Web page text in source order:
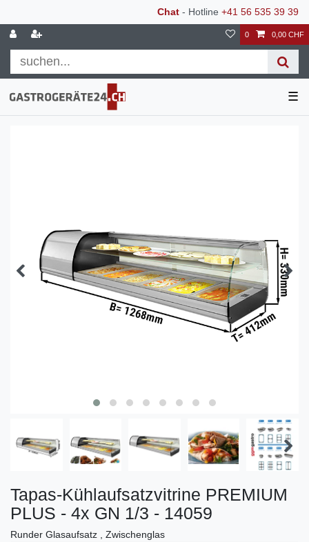
Chat - Hotline +41 56 535 39 39
0 0,00 CHF
☰
Tapas-Kühlaufsatzvitrine PREMIUM
PLUS - 4x GN 1/3 - 14059
Runder Glasaufsatz , Zwischenglas